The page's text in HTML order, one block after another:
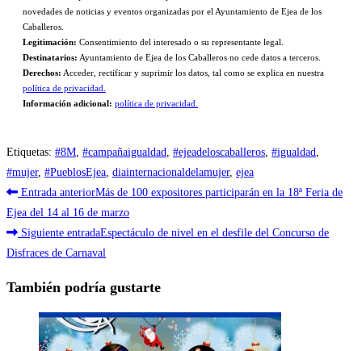
novedades de noticias y eventos organizadas por el Ayuntamiento de Ejea de los
Caballeros.
Legitimación: Consentimiento del interesado o su representante legal.
Destinatarios: Ayuntamiento de Ejea de los Caballeros no cede datos a terceros.
Derechos: Acceder, rectificar y suprimir los datos, tal como se explica en nuestra
política de privacidad.
Información adicional: política de privacidad.
Etiquetas: #8M #campañaigualdad #ejeadeloscaballeros #igualdad
#mujer, #PueblosEjea diainternacionaldelamujer, ejea
Leer
más
artículos
Entrada anteriorMás de 100 expositores participarán en la 18ª Feria de
Ejea del 14 al 16 de marzo
Siguiente entradaEspectáculo de nivel en el desfile del Concurso de
Disfraces de Carnaval
También podría gustarte